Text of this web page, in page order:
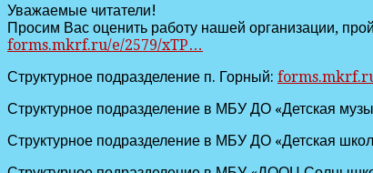
Уважаемые читатели!
Просим Вас оценить работу нашей организации,
forms.mkrf.ru/e/2579/xTP…
Структурное подразделение п. Горный:
Структурное подразделение в МБУ ДО «Детская
Структурное подразделение в МБУ ДО «Детская